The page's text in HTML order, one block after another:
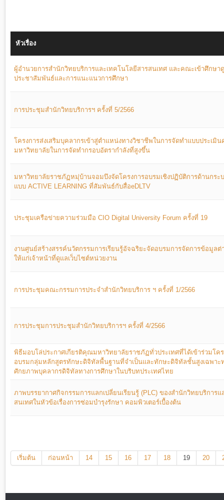
หัวเรื่อง
ผู้อำนวยการสำนักวิทยบริการและเทคโนโลยีสารสนเทศ และคณะเข้าศึกษา
ประชาสัมพันธ์และการแนะแนวการศึกษา
การประชุมสำนักวิทยบริการฯ ครั้งที่ 5/2566
โครงการส่งเสริมบุคลากรเข้าสู่ตำแหน่งทางวิชาชีพในการจัดทำแบบประเมิน
มหาวิทยาลัยในการจัดทำกรอบอัตรากำลังที่สูงขึ้น
มหาวิทยาลัยราชภัฏหมุ่บ้านจอมบึงจัดโครงการอบรมเชิงปฏิบัติการด้านกระ
แบบ ACTIVE LEARNING ที่สัมพันธ์กับสื่อeDLTV
ประชุมเครือข่ายความร่วมมือ CIO Digital University Forum ครั้งที่ 19
งานศูนย์สร้างสรรค์นวัตกรรมการเรียนรู้อัจฉริยะจัดอบรมการจัดการข้อมูลต่
ให้แก่เจ้าหน้าที่ดูแลเว็บไซต์หน่วยงาน
การประชุมคณะกรรมการประจำสำนักวิทยบริการ ฯ ครั้งที่ 1/2566
การประชุมการประชุมสำนักวิทยบริการฯ ครั้งที่ 4/2566
พิธีมอบโล่ประกาศเกียรติคุณมหาวิทยาลัยราชภัฏทั่วประเทศที่ได้เข้าร่วมโค
อบรมกลุ่มหลักสูตรทักษะดิจิทัลพื้นฐานที่จำเป็นและทักษะดิจิทัลชั้นสูงเฉพาะ
ศักยภาพบุคลากรดิจิทัลทางการศึกษาในบริบทประเทศไทย
ภาพบรรยากาศกิจกรรมการแลกเปลี่ยนเรียนรู้ (PLC) ของสำนักวิทยบริการแ
สนเทศในหัวข้อเรื่องการซ่อมบำรุงรักษา คอมพิวเตอร์เบื้องต้น
เริ่มต้น ก่อนหน้า 14 15 16 17 18 19 20